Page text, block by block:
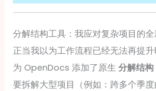
分解结构工具：我应对复杂项目的
正当我以为工作流程已经无法再提
为 OpenDocs 添加了原生分解结构
要拆解大型项目（例如：跨多个季